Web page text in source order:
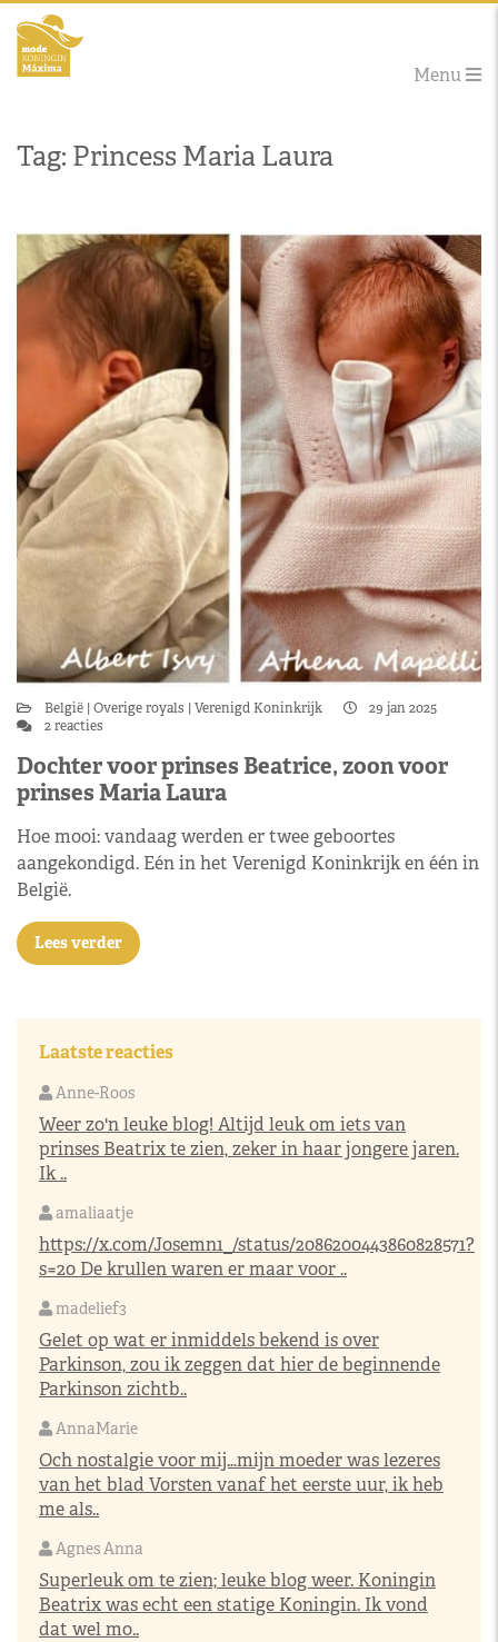
Menu
Tag: Princess Maria Laura
België Overige royals Verenigd Koninkrijk
29 jan 2025
2 reacties
Dochter voor prinses Beatrice, zoon voor
prinses Maria Laura
Hoe mooi: vandaag werden er twee geboortes
aangekondigd. Eén in het Verenigd Koninkrijk en één in
België.
Lees verder
Laatste reacties
Anne-Roos
Weer zo'n leuke blog! Altijd leuk om iets van
prinses Beatrix te zien, zeker in haar jongere jaren.
Ik ..
amaliaatje
https://x.com/Josemn1_/status/2086200443860828571?
s=20 De krullen waren er maar voor ..
madelief3
Gelet op wat er inmiddels bekend is over
Parkinson, zou ik zeggen dat hier de beginnende
Parkinson zichtb..
AnnaMarie
Och nostalgie voor mij…mijn moeder was lezeres
van het blad Vorsten vanaf het eerste uur, ik heb
me als..
Agnes Anna
Superleuk om te zien; leuke blog weer. Koningin
Beatrix was echt een statige Koningin. Ik vond
dat wel mo..